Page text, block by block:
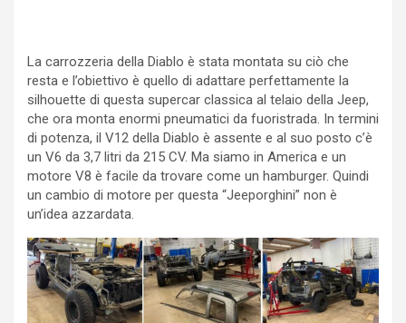
La carrozzeria della Diablo è stata montata su ciò che
resta e l’obiettivo è quello di adattare perfettamente la
silhouette di questa supercar classica al telaio della Jeep,
che ora monta enormi pneumatici da fuoristrada. In termini
di potenza, il V12 della Diablo è assente e al suo posto c’è
un V6 da 3,7 litri da 215 CV. Ma siamo in America e un
motore V8 è facile da trovare come un hamburger. Quindi
un cambio di motore per questa “Jeeporghini” non è
un’idea azzardata.